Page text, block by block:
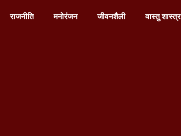
राजनीति मनोरंजन जीवनशैली वास्तु शास्त्र